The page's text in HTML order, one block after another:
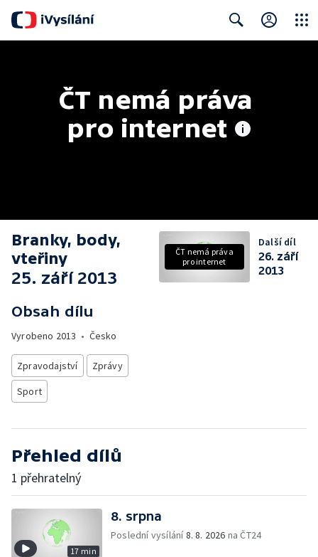
ČT nemá práva
pro internet
Branky, body,
vteřiny
25. září 2013
Obsah dílu
Vyrobeno 2013 • Česko
Zpravodajství
Zprávy
Sport
ČT nemá práva
pro internet
Další díl
26. září
2013
Přehled dílů
1 přehratelný
17 min
8. srpna
Poslední vysílání8. 8. 2026 na ČT24